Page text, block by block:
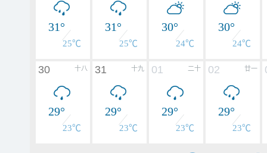
31°
25℃
31°
25℃
30°
24℃
30°
24℃
十八
30
29°
23℃
十九
31
29°
23℃
二十
01
29°
23℃
廿一
02
29°
23℃